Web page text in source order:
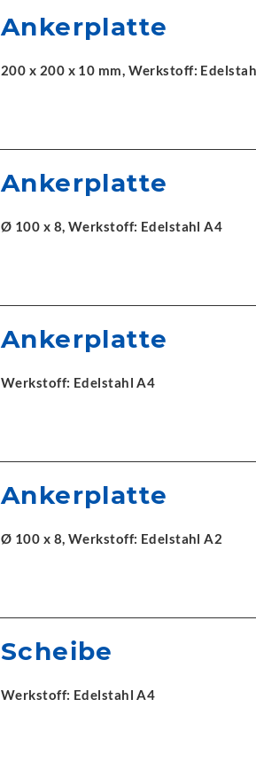
Ankerplatte
200 x 200 x 10 mm, Werkstoff:
Ankerplatte
Ø 100 x 8, Werkstoff: Edelstahl A4
Ankerplatte
Werkstoff: Edelstahl A4
Ankerplatte
Ø 100 x 8, Werkstoff: Edelstahl A2
Scheibe
Werkstoff: Edelstahl A4